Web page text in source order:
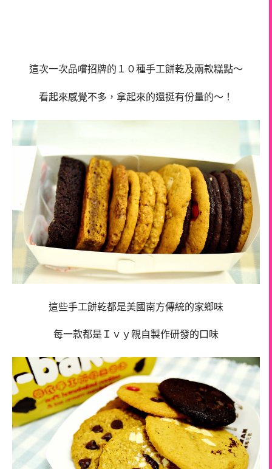
這次一次品嚐招牌的１０種手工餅乾及兩款糕點～
看起來感覺不多，拿起來的還挺有份量的～！
這些手工餅乾都是美國南方傳統的家鄉味
每一款都是Ｉｖｙ親自製作研發的口味